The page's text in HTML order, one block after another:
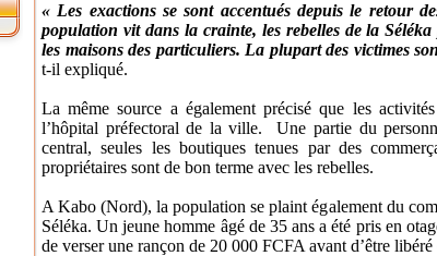
« Les exactions se sont accentués depuis le retour
population vit dans la crainte, les rebelles de la
les maisons des particuliers. La plupart des victimes
t-il expliqué.
La même source a également précisé que les
l’hôpital préfectoral de la ville. Une partie du
central, seules les boutiques tenues par des
propriétaires sont de bon terme avec les rebelles.
A Kabo (Nord), la population se plaint également du
Séléka. Un jeune homme âgé de 35 ans a été pris en
de verser une rançon de 20 000 FCFA avant d’être